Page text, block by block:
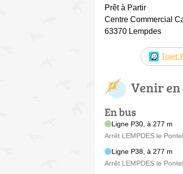
Prêt à Partir
Centre Commercial
63370 Lempdes
Trajet
Venir
En bus
Ligne P30, à 277 m
Arrêt LEMPDES le
Ligne P38, à 277 m
Arrêt LEMPDES le